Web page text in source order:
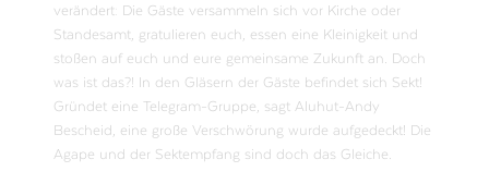
verändert: Die Gäste versammeln sich vor Kirche oder
Standesamt, gratulieren euch, essen eine Kleinigkeit und
stoßen auf euch und eure gemeinsame Zukunft an. Doch
was ist das?! In den Gläsern der Gäste befindet sich Sekt!
Gründet eine Telegram-Gruppe, sagt Aluhut-Andy
Bescheid, eine große Verschwörung wurde aufgedeckt! Die
Agape und der Sektempfang sind doch das Gleiche.